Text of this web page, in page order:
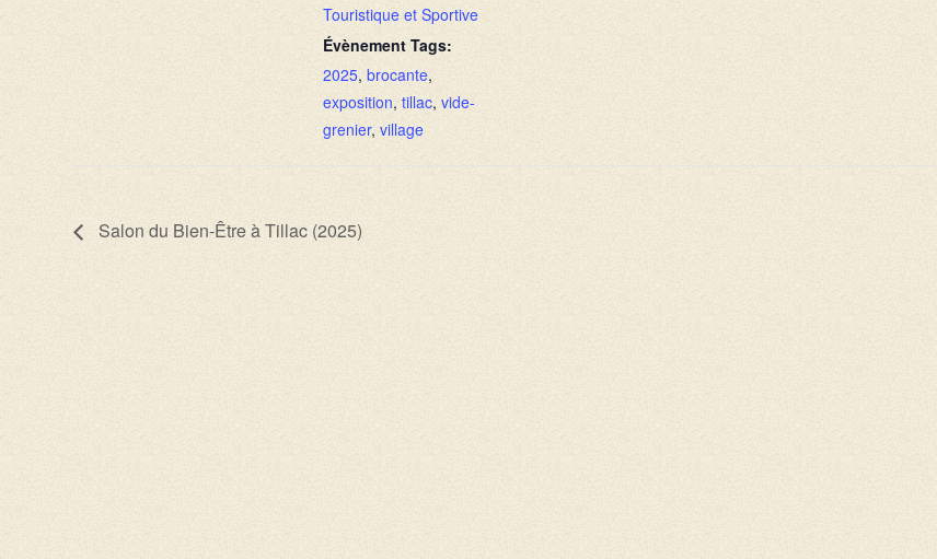
Touristique et Sportive
Évènement Tags:
2025,brocante,
exposition,tillac,vide-
grenier,village
Salon du Bien-Être à Tillac (2025)